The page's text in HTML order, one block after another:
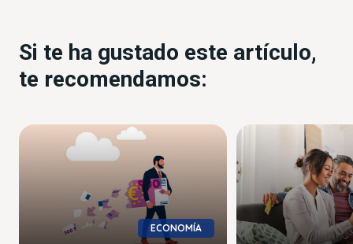
Si te ha gustado este artículo,
te recomendamos:
ECONOMÍA